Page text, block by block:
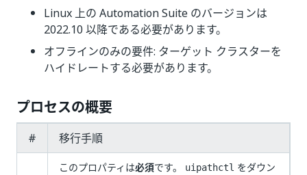
Linux 上の Automation Suite のバージョンは
2022.10 以降である必要があります。
オフラインのみの要件: ターゲット クラスターを
ハイドレートする必要があります。
プロセスの概要
# 移行手順
このプロパティは必須です。 uipathctl をダウン